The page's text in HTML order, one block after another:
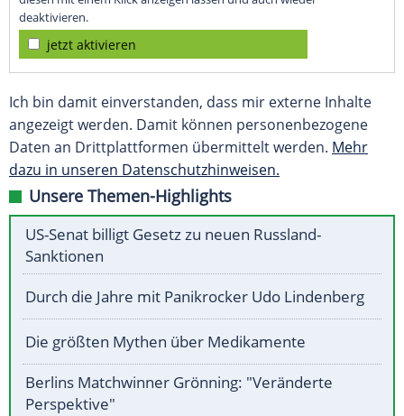
deaktivieren.
jetzt aktivieren
Ich bin damit einverstanden, dass mir externe Inhalte
angezeigt werden. Damit können personenbezogene
Daten an Drittplattformen übermittelt werden. Mehr
dazu in unseren Datenschutzhinweisen.
Unsere Themen-Highlights
US-Senat billigt Gesetz zu neuen Russland-
Sanktionen
Durch die Jahre mit Panikrocker Udo Lindenberg
Die größten Mythen über Medikamente
Berlins Matchwinner Grönning: "Veränderte
Perspektive"